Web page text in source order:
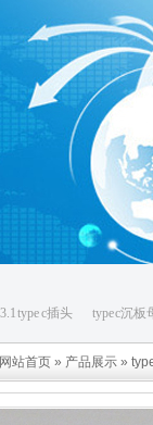
type c插头 type c沉板
网站首页 » 产品展示 »